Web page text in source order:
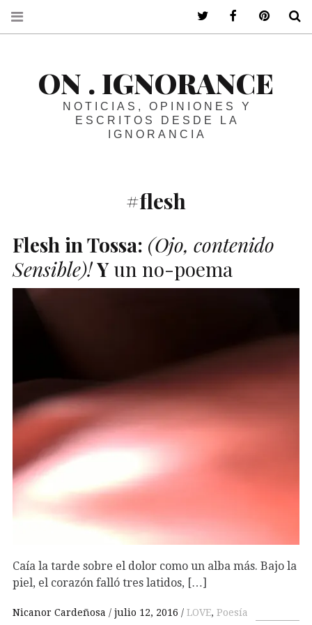
ON . IGNORANCE
NOTICIAS, OPINIONES Y
ESCRITOS DESDE LA
IGNORANCIA
#flesh
Flesh in Tossa: (Ojo, contenido
Sensible)!Yun no-poema
Caía la tarde sobre el dolor como un alba más. Bajo la
piel, el corazón falló tres latidos, […]
Nicanor Cardeñosa julio 12, 2016 LOVE, Poesía
ir a mi twitterir a mi facebook
ir a mi